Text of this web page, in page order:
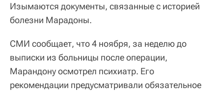
Изымаются документы, связанные с историей
болезни Марадоны.
СМИ сообщает, что 4 ноября, за неделю до
выписки из больницы после операции,
Марандону осмотрел психиатр. Его
рекомендации предусматривали обязательное